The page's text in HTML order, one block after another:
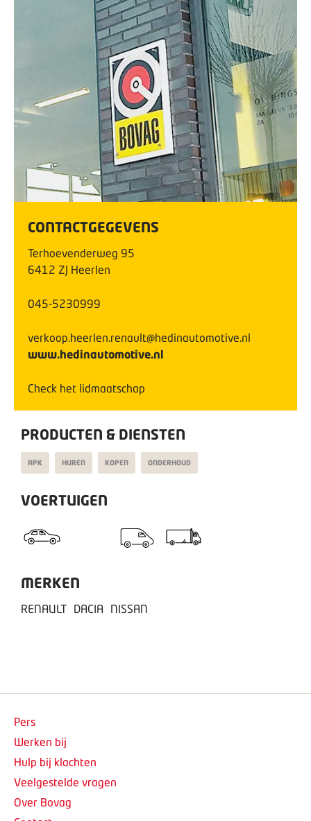
CONTACTGEGEVENS
Terhoevenderweg 95
6412 ZJ Heerlen
045-5230999
verkoop.heerlen.renault@hedinautomotive.nl
www.hedinautomotive.nl
Check het lidmaatschap
PRODUCTEN & DIENSTEN
APK HUREN KOPEN ONDERHOUD
VOERTUIGEN
MERKEN
RENAULT DACIA NISSAN
Pers
Werken bij
Hulp bij klachten
Veelgestelde vragen
Over Bovag